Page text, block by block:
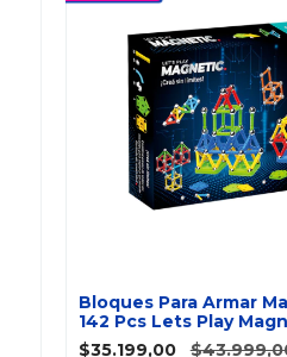
Bloques Para Armar
142 Pcs Lets Play
$35.199,00